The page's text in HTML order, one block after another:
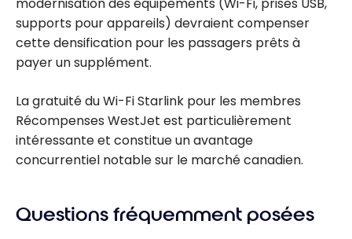
supports pour appareils) devraient compenser
cette densification pour les passagers prêts à
payer un supplément.
La gratuité du Wi-Fi Starlink pour les membres
Récompenses WestJet est particulièrement
intéressante et constitue un avantage
concurrentiel notable sur le marché canadien.
Questions fréquemment posées